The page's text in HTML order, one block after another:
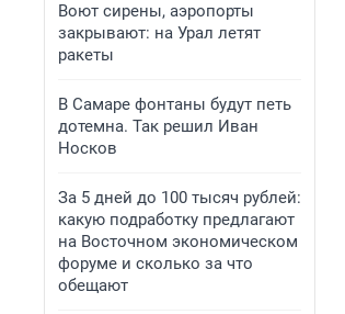
Воют сирены, аэропорты
закрывают: на Урал летят
ракеты
В Самаре фонтаны будут петь
дотемна. Так решил Иван
Носков
За 5 дней до 100 тысяч рублей:
какую подработку предлагают
на Восточном экономическом
форуме и сколько за что
обещают